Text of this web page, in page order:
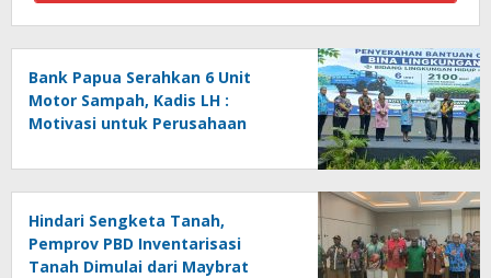
Bank Papua Serahkan 6 Unit
Motor Sampah, Kadis LH :
Motivasi untuk Perusahaan
Lingkungan
Hindari Sengketa Tanah,
Pemprov PBD Inventarisasi
Tanah Dimulai dari Maybrat